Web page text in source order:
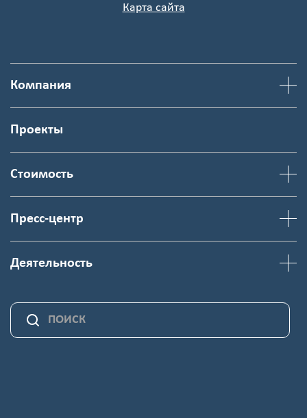
Карта сайта
Компания
Проекты
Стоимость
Пресс-центр
Деятельность